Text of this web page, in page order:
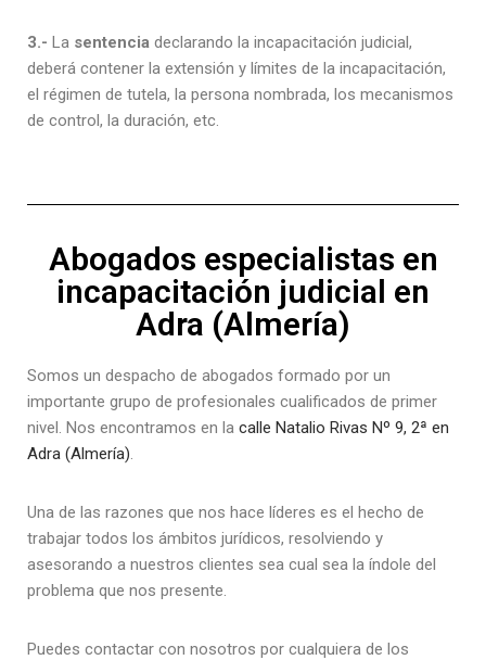
3.- La sentencia declarando la incapacitación judicial,
deberá contener la extensión y límites de la incapacitación,
el régimen de tutela, la persona nombrada, los mecanismos
de control, la duración, etc.
Abogados especialistas en
incapacitación judicial en
Adra (Almería)
Somos un despacho de abogados formado por un
importante grupo de profesionales cualificados de primer
nivel. Nos encontramos en la calle Natalio Rivas Nº 9, 2ª en
Adra (Almería).
Una de las razones que nos hace líderes es el hecho de
trabajar todos los ámbitos jurídicos, resolviendo y
asesorando a nuestros clientes sea cual sea la índole del
problema que nos presente.
Puedes contactar con nosotros por cualquiera de los